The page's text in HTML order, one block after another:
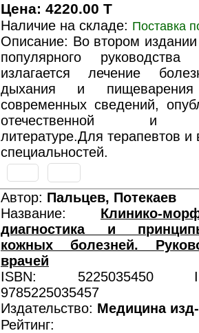
Цена: 4220.00 T
Наличие на складе: Поставка
Описание: Во втором
популярного
излагается лечение
дыхания и
современных сведений,
отечественной и
литературе.Для терапевтов и
специальностей.
Автор: Пальцев, Потекаев
Название: Клинико-
диагностика и
кожных болезней.
врачей
ISBN: 5225035450
9785225035457
Издательство: Медицина
Рейтинг: